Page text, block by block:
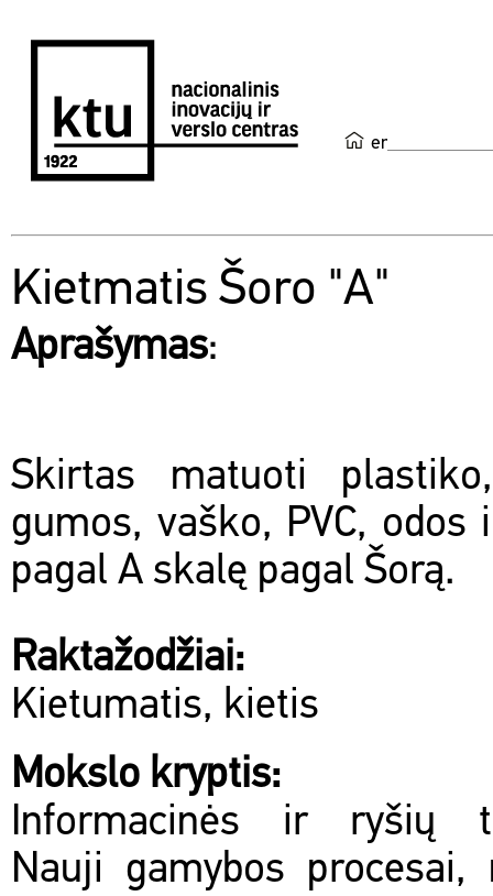
en
Kietmatis Šoro "A"
Aprašymas:
Skirtas matuoti
gumos, vaško, PVC,
pagal A skalę pagal Šorą.
Raktažodžiai:
Kietumatis, kietis
Mokslo kryptis:
Informacinės ir ryšių
Nauji gamybos procesai,